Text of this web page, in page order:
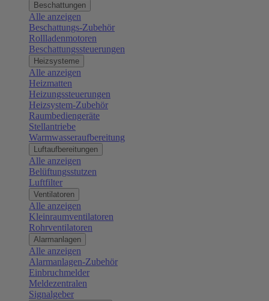
Beschattungen
Alle anzeigen
Beschattungs-Zubehör
Rollladenmotoren
Beschattungssteuerungen
Heizsysteme
Alle anzeigen
Heizmatten
Heizungssteuerungen
Heizsystem-Zubehör
Raumbediengeräte
Stellantriebe
Warmwasseraufbereitung
Luftaufbereitungen
Alle anzeigen
Belüftungsstutzen
Luftfilter
Ventilatoren
Alle anzeigen
Kleinraumventilatoren
Rohrventilatoren
Alarmanlagen
Alle anzeigen
Alarmanlagen-Zubehör
Einbruchmelder
Meldezentralen
Signalgeber